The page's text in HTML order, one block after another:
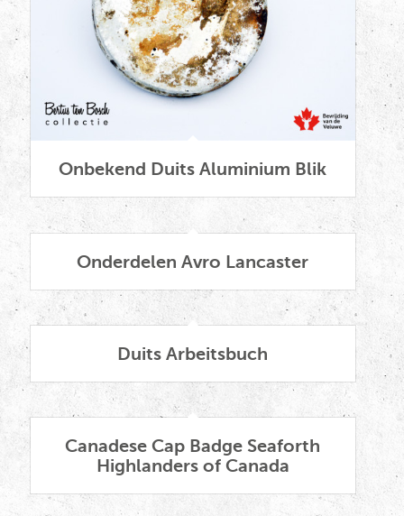
Onbekend Duits Aluminium Blik
Onderdelen Avro Lancaster
Duits Arbeitsbuch
Canadese Cap Badge Seaforth
Highlanders of Canada